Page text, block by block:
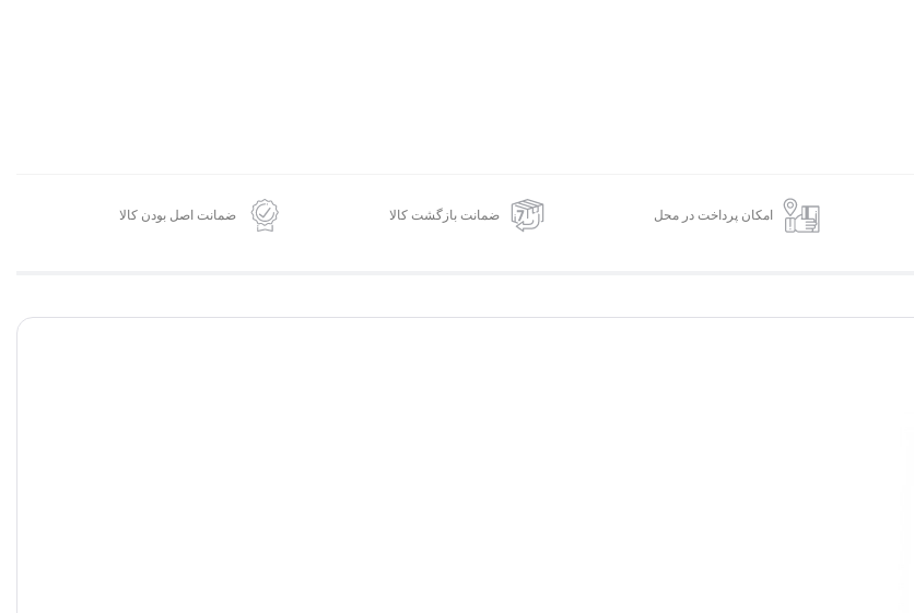
امکان پرداخت در محل ضمانت بازگشت کالا ضمانت اصل بودن کالا